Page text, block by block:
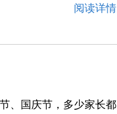
阅读详情
、国庆节，多少家长都